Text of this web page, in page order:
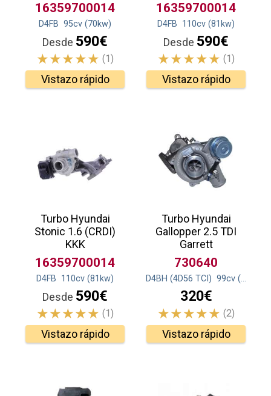
16359700014
D4FB 95cv (70kw)
Desde 590€
(1)
Vistazo rápido
16359700014
D4FB 110cv (81 kw)
Desde 590€
(1)
Vistazo rápido
Turbo Hyundai
Stonic 1.6 (CRDI)
KKK
16359700014
D4FB 110cv (81 kw)
Desde 590€
(1)
Vistazo rápido
Turbo Hyundai
Gallopper 2.5 TDI
Garrett
730640
D4BH (4D56 TCI) 99cv (73
320€
(2)
Vistazo rápido